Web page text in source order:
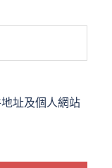
址及個人網站